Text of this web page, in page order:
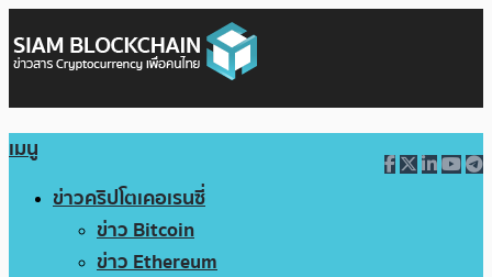
เมนู
ข่าวคริปโตเคอเรนซี่
ข่าว Bitcoin
ข่าว Ethereum